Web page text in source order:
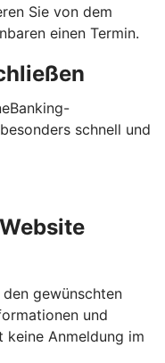
Sie von dem
einen Termin.
schnell und
gewünschten
und
Anmeldung im